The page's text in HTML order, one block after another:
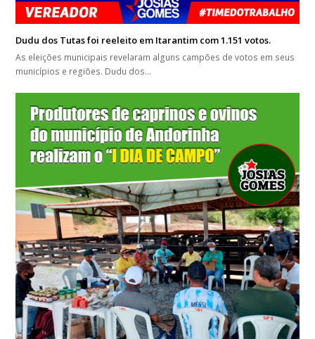
Dudu dos Tutas foi reeleito em Itarantim com 1.151 votos.
As eleições municipais revelaram alguns campões de votos em seus
municípios e regiões. Dudu dos…